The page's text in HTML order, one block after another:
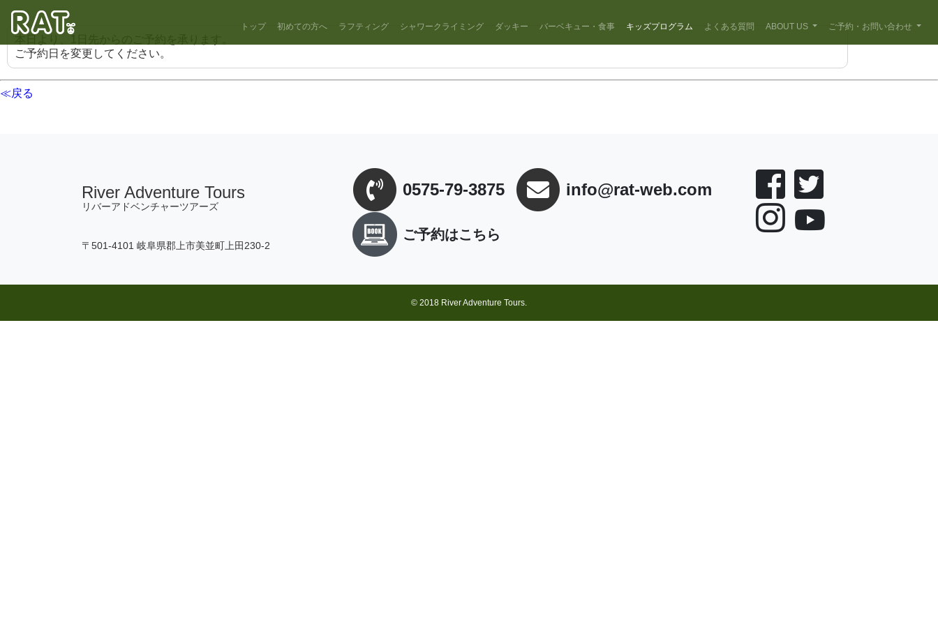
トップ 初めての方へ ラフティング シャワークライミング ダッキー バーベキュー・食事 キッズプログラム よくある質問 ABOUT US ご予約・お問い合わせ
ご予約日を変更してください。
≪戻る
River Adventure Tours
リバーアドベンチャーツアーズ
〒501-4101 岐阜県郡上市美並町上田230-2
0575-79-3875 info@rat-web.com
ご予約はこちら
© 2018 River Adventure Tours.